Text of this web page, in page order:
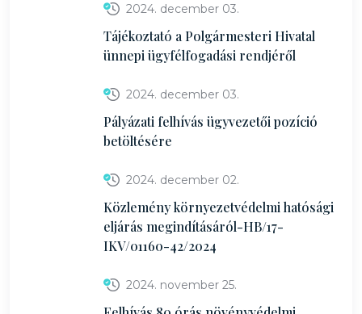
2024. december 03.
Tájékoztató a Polgármesteri Hivatal
ünnepi ügyfélfogadási rendjéről
2024. december 03.
Pályázati felhívás ügyvezetői pozíció
betöltésére
2024. december 02.
Közlemény környezetvédelmi hatósági
eljárás megindításáról-HB/17-
IKV/01160-42/2024
2024. november 25.